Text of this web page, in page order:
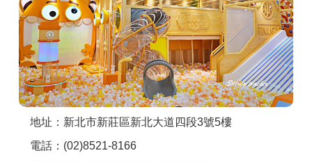
聯絡我們
APP下載
地址：新北市新莊區新北大道四段3號5樓
電話：(02)8521-8166